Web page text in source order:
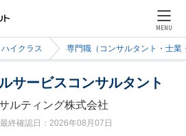
MENU
イクラス 専門職（コンサルタント・士業
サービスコンサルタント
ルティング株式会社
終確認日：2026年08月07日